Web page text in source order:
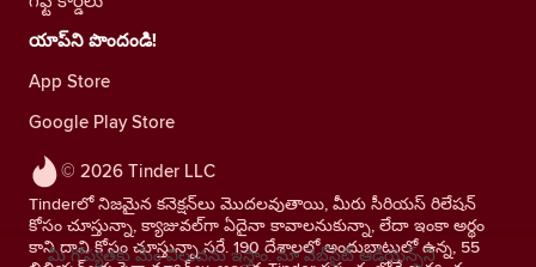
© 2026 Tinder LLC
Tinderలో నిజమైన కనెక్షన్‌లు మొదలవుతాయి, మీరు సీరియస్ రిలేషన్
కోసం చూస్తున్నా, క్యాజువల్‌గా ఏదైనా కావాలనుకున్నా, లేదా ఇంకా అర్థం
కాని దాని కోసం చూస్తున్నా సరే. 190 దేశాలలో అందుబాటులో ఉన్న, 55
యాప్‌ని పొందండి!
App Store
Google Play Store
మీ గోప్యతకు మేం విలువను ఇస్తాం. మా వెబ్‌సైట్ ఆడియెన్స్‌ని